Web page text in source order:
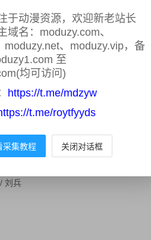
国产动漫 日韩动漫
刘兵
于动漫资源，欢迎新老站长
域名：moduzy.com、
moduzy.net、moduzy.vip，备
至
均可访问)
https://t.me/mdzyw
t.me/roytfyyds
采集教程 关闭对话框